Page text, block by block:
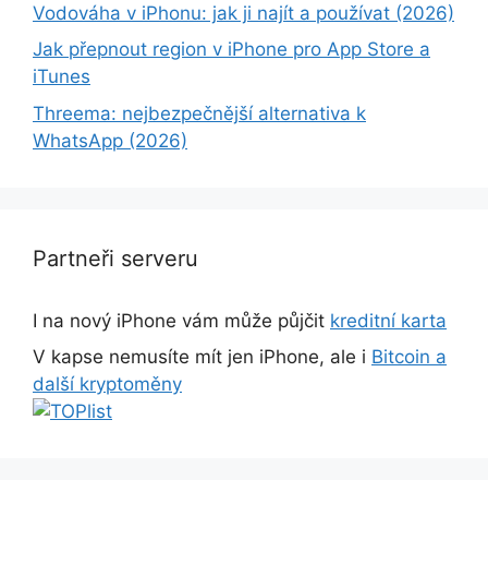
Vodováha v iPhonu: jak ji najít a používat (2026)
Jak přepnout region v iPhone pro App Store a
iTunes
Threema: nejbezpečnější alternativa k
WhatsApp (2026)
Partneři serveru
I na nový iPhone vám může půjčit kreditní karta
V kapse nemusíte mít jen iPhone, ale i Bitcoin a
další kryptoměny